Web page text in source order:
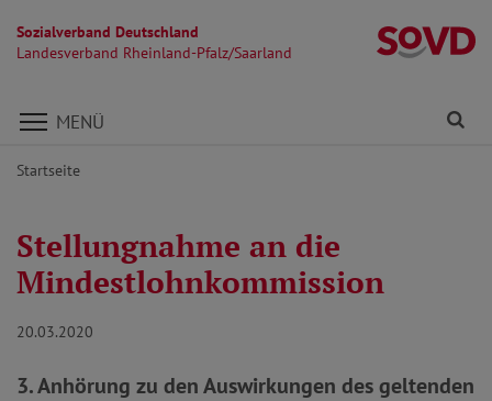
Sozialverband Deutschland
Landesverband Rheinland-Pfalz/Saarland
Direkt zu den Inhalten springen
MENÜ
Startseite
Stellungnahme an die
Mindestlohnkommission
20.03.2020
3. Anhörung zu den Auswirkungen des geltenden